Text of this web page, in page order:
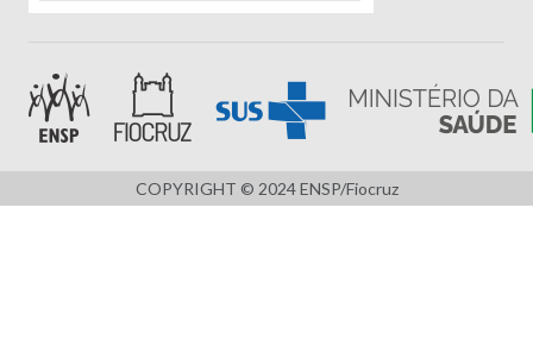
COPYRIGHT © 2024 ENSP/Fiocruz